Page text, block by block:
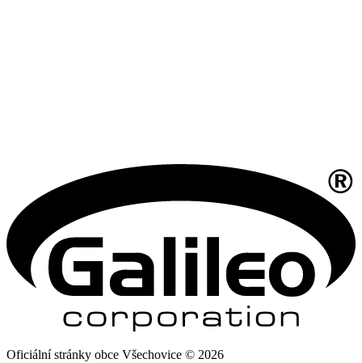
Oficiální stránky obce Všechovice © 2026